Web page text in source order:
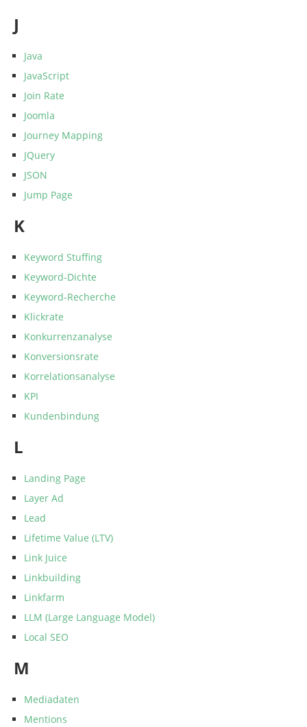
J
Java
JavaScript
Join Rate
Joomla
Journey Mapping
JQuery
JSON
Jump Page
K
Keyword Stuffing
Keyword-Dichte
Keyword-Recherche
Klickrate
Konkurrenzanalyse
Konversionsrate
Korrelationsanalyse
KPI
Kundenbindung
L
Landing Page
Layer Ad
Lead
Lifetime Value (LTV)
Link Juice
Linkbuilding
Linkfarm
LLM (Large Language Model)
Local SEO
M
Mediadaten
Mentions